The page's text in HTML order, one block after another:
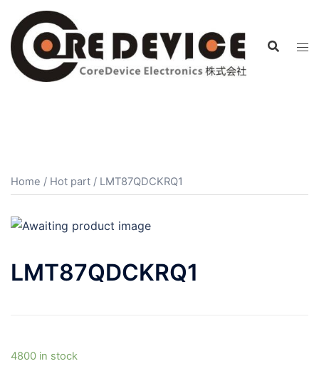
Home / Hot part / LMT87QDCKRQ1
LMT87QDCKRQ1
4800 in stock